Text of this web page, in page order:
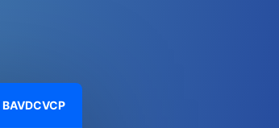
BAVDCVCP